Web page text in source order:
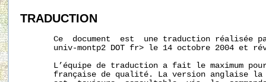
TRADUCTION
Ce  document  est  une traduction réalisée
univ-montp2 DOT fr> le 14 octobre 2004 et
L’équipe de traduction a fait le maximum
française de qualité. La version anglaise